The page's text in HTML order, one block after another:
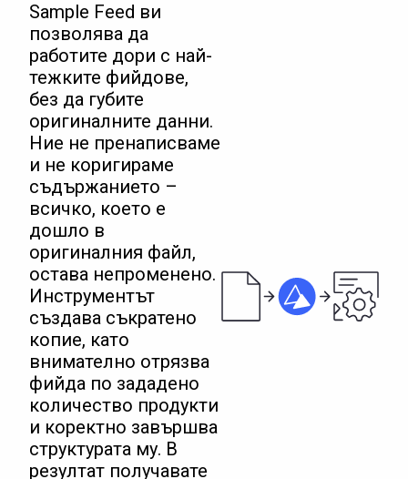
Sample Feed ви
позволява да
работите дори с най-
тежките фийдове,
без да губите
оригиналните данни.
Ние не пренаписваме
и не коригираме
съдържанието –
всичко, което е
дошло в
оригиналния файл,
остава непроменено.
Инструментът
създава съкратено
копие, като
внимателно отрязва
фийда по зададено
количество продукти
и коректно завършва
структурата му. В
резултат получавате